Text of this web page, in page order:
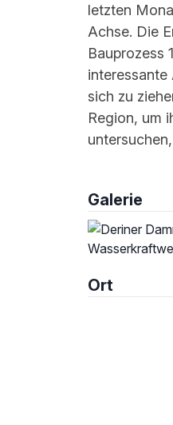
letzten
Achse. Die
Bauprozess
sich zu
Region, um
Galerie
Ort